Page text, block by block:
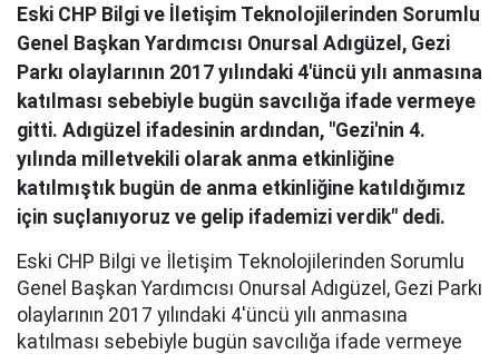
Eski CHP Bilgi ve İletişim Teknolojilerinden Sorumlu
Genel Başkan Yardımcısı Onursal Adıgüzel, Gezi
Parkı olaylarının 2017 yılındaki 4'üncü yılı anmasına
katılması sebebiyle bugün savcılığa ifade vermeye
gitti. Adıgüzel ifadesinin ardından, "Gezi'nin 4.
yılında milletvekili olarak anma etkinliğine
katılmıştık bugün de anma etkinliğine katıldığımız
için suçlanıyoruz ve gelip ifademizi verdik" dedi.
Eski CHP Bilgi ve İletişim Teknolojilerinden Sorumlu
Genel Başkan Yardımcısı Onursal Adıgüzel, Gezi Parkı
olaylarının 2017 yılındaki 4'üncü yılı anmasına
katılması sebebiyle bugün savcılığa ifade vermeye